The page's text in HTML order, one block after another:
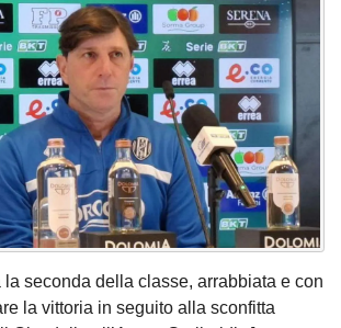
seconda della classe, arrabbiata e con
la vittoria in seguito alla sconfitta